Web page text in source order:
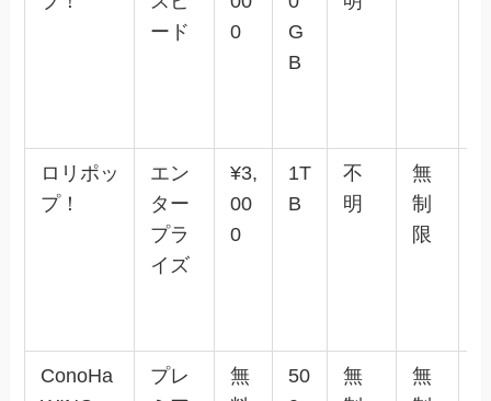
ード
0
G
B
ロリポッ
プ！
エン
ター
プラ
イズ
¥3,
00
0
1T
B
不
明
無
制
限
ConoHa
プレ
無
50
無
無